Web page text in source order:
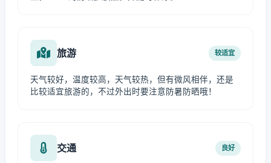
旅游 较适宜
天气较好，温度较高，天气较热，但有微风相伴，还是
比较适宜旅游的，不过外出时要注意防暑防晒哦！
交通 良好